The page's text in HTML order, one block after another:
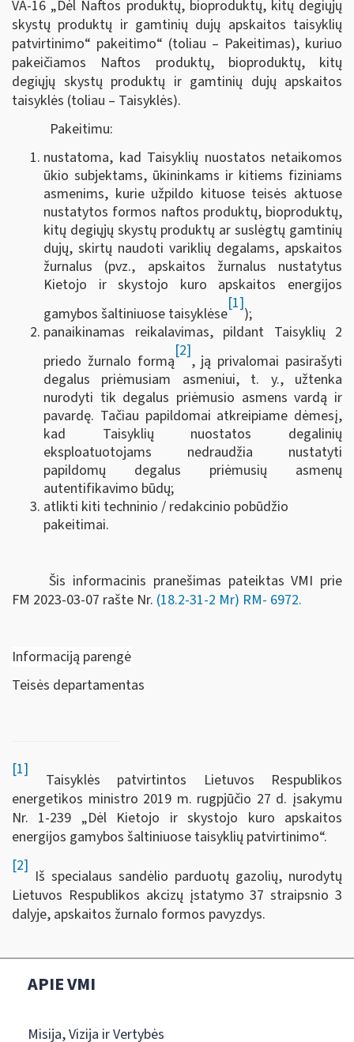
VA-16 „Dėl Naftos produktų, bioproduktų, kitų degiųjų
skystų produktų ir gamtinių dujų apskaitos taisyklių
patvirtinimo“ pakeitimo“ (toliau – Pakeitimas), kuriuo
pakeičiamos Naftos produktų, bioproduktų, kitų
degiųjų skystų produktų ir gamtinių dujų apskaitos
taisyklės (toliau – Taisyklės).
Pakeitimu:
nustatoma, kad Taisyklių nuostatos netaikomos
ūkio subjektams, ūkininkams ir kitiems fiziniams
asmenims, kurie užpildo kituose teisės aktuose
nustatytos formos naftos produktų, bioproduktų,
kitų degiųjų skystų produktų ar suslėgtų gamtinių
dujų, skirtų naudoti variklių degalams, apskaitos
žurnalus (pvz., apskaitos žurnalus nustatytus
Kietojo ir skystojo kuro apskaitos energijos
gamybos šaltiniuose taisyklėse
[1]
);
panaikinamas reikalavimas, pildant Taisyklių 2
priedo žurnalo formą
[2]
, ją privalomai pasirašyti
degalus priėmusiam asmeniui, t. y., užtenka
nurodyti tik degalus priėmusio asmens vardą ir
pavardę. Tačiau papildomai atkreipiame dėmesį,
kad Taisyklių nuostatos degalinių
eksploatuotojams nedraudžia nustatyti
papildomų degalus priėmusių asmenų
autentifikavimo būdų;
atlikti kiti techninio / redakcinio pobūdžio
pakeitimai.
Šis informacinis pranešimas pateiktas VMI prie
FM 2023-03-07 rašte Nr. (18.2-31-2 Mr) RM- 6972.
Informaciją parengė
Teisės departamentas
[1]
Taisyklės patvirtintos Lietuvos Respublikos
energetikos ministro 2019 m. rugpjūčio 27 d. įsakymu
Nr. 1-239 „Dėl Kietojo ir skystojo kuro apskaitos
energijos gamybos šaltiniuose taisyklių patvirtinimo“.
[2]
Iš specialaus sandėlio parduotų gazolių, nurodytų
Lietuvos Respublikos akcizų įstatymo 37 straipsnio 3
dalyje, apskaitos žurnalo formos pavyzdys.
APIE VMI
Misija, Vizija ir Vertybės